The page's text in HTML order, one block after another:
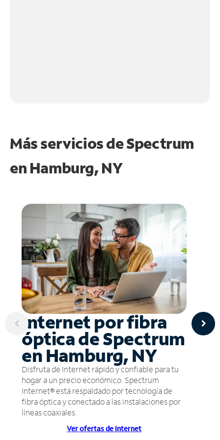
Más servicios de Spectrum
en Hamburg, NY
Internet por fibra
óptica de Spectrum
en Hamburg, NY
Disfruta de Internet rápido y confiable para tu
hogar a un precio económico. Spectrum
Internet® está respaldado por tecnología de
fibra óptica y conectado a las instalaciones por
líneas coaxiales.
Ver ofertas de Internet